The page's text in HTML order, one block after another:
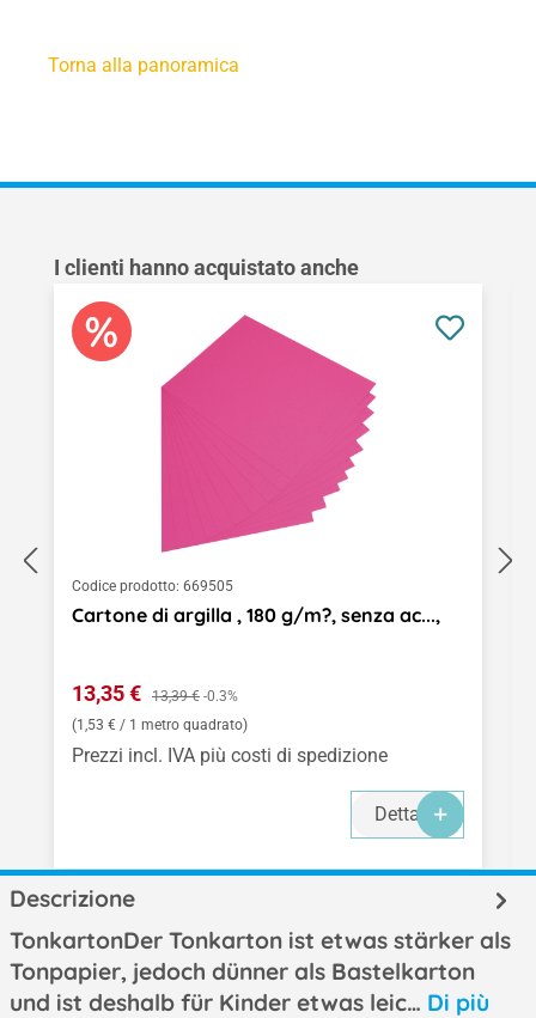
Torna alla panoramica
Salta la galleria dei prodotti
I clienti hanno acquistato anche
Codice prodotto: 669505
Cartone di argilla , 180 g/m?, senza ac...,
Prezzo di vendita:
13,35 € Prezzo normale:
13,39 € -0.3%
(1,53 € / 1 metro quadrato)
Prezzi incl. IVA più costi di spedizione
Dettagli
Descrizione
TonkartonDer Tonkarton ist etwas stärker als
Tonpapier, jedoch dünner als Bastelkarton
und ist deshalb für Kinder etwas leic… Di più